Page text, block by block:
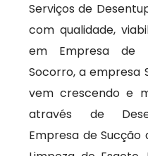
Serviços de
com qualidade,
em Empresa de
Socorro, a empresa
vem crescendo e
através de
Empresa de Sucção